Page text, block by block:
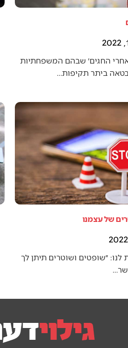
החגים׳ שבהם המשפחתיות
ביתר תקיפות…
של עצמנו
״שופטים ושוטרים תיתן לך